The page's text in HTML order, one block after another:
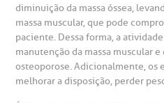
Endereço:
R. Martiniano de Carvalho, 965
CEP: 01323-001 | Bela Vista
São Paulo - SP
Conosco
de Benchmarking
frequentes
diminuição da massa óssea,
massa muscular, que pode
paciente. Dessa forma, a
manutenção da massa muscular
osteoporose. Adicionalmente, os
melhorar a disposição, perder